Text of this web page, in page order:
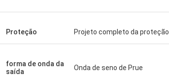
Proteção Projeto completo da proteção
forma de onda da
saída
Onda de seno de Prue